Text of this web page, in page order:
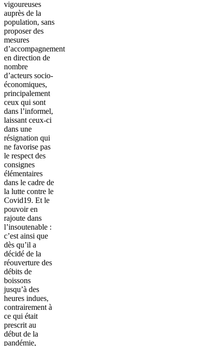
vigoureuses
auprès de la
population, sans
proposer des
mesures
d’accompagnement
en direction de
nombre
d’acteurs socio-
économiques,
principalement
ceux qui sont
dans l’informel,
laissant ceux-ci
dans une
résignation qui
ne favorise pas
le respect des
consignes
élémentaires
dans le cadre de
la lutte contre le
Covid19. Et le
pouvoir en
rajoute dans
l’insoutenable :
c’est ainsi que
dès qu’il a
décidé de la
réouverture des
débits de
boissons
jusqu’à des
heures indues,
contrairement à
ce qui était
prescrit au
début de la
pandémie,